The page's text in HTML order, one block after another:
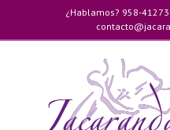
contenido
¿Hablamos? 958-